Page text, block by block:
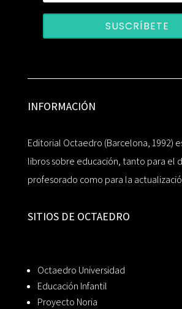
SUSCRÍBETE
INFORMACIÓN
Editorial Octaedro (Barcelona, 1992)
libros sobre educación, tanto para el
profesorado como para la
SITIOS DE OCTAEDRO
Octaedro Universidad
Educación Infantil
Proyecto Noria